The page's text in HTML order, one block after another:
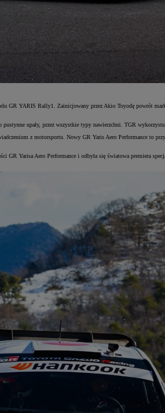
GR YARIS Rally1. Zainicjowany przez Akio Toyodę powrót
upały, przez wszystkie typy nawierzchni. TGR
z motorsportu. Nowy GR Yaris Aero Performance to
Yarisa Aero Performance i odbyła się światowa premiera